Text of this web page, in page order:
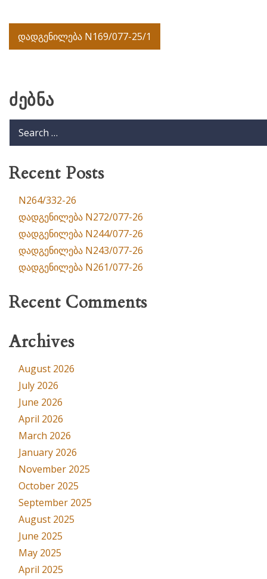
Post
navigation
დადგენილება N169/077-25/1
ძებნა
Recent Posts
N264/332-26
დადგენილება N272/077-26
დადგენილება N244/077-26
დადგენილება N243/077-26
დადგენილება N261/077-26
Recent Comments
Archives
August 2026
July 2026
June 2026
April 2026
March 2026
January 2026
November 2025
October 2025
September 2025
August 2025
June 2025
May 2025
April 2025